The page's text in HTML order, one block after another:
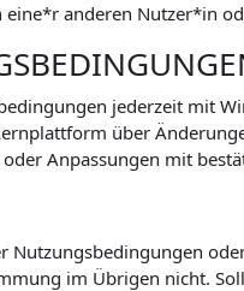
anderen Nutzer*in
jederzeit mit
über
Anpassungen mit
im Übrigen nicht.